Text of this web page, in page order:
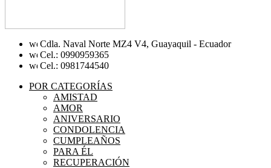
Cdla. Naval Norte MZ4 V4, Guayaquil - Ecuador
Cel.: 0990959365
Cel.: 0981744540
POR CATEGORÍAS
AMISTAD
AMOR
ANIVERSARIO
CONDOLENCIA
CUMPLEAÑOS
PARA ÉL
RECUPERACIÓN